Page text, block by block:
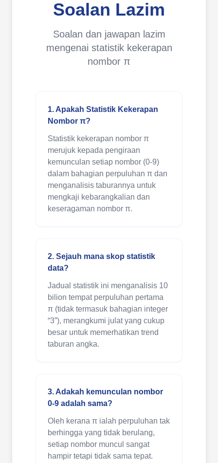
Soalan Lazim
Soalan dan jawapan lazim
mengenai statistik kekerapan
nombor π
1. Apakah Statistik Kekerapan
Nombor π?
Statistik kekerapan nombor π
merujuk kepada pengiraan
kemunculan setiap nombor (0-9)
dalam bahagian perpuluhan π dan
menganalisis taburannya untuk
mengkaji kebarangkalian dan
keseragaman nombor π.
2. Sejauh mana skop statistik
data?
Jadual statistik ini menganalisis 10
bilion tempat perpuluhan pertama
π (tidak termasuk bahagian integer
“3”), merangkumi julat yang cukup
besar untuk memerhatikan trend
taburan angka.
3. Adakah kemunculan nombor
0-9 adalah sama?
Oleh kerana π ialah perpuluhan tak
berhingga yang tidak berulang,
setiap nombor muncul sangat
hampir tetapi tidak sama tepat.